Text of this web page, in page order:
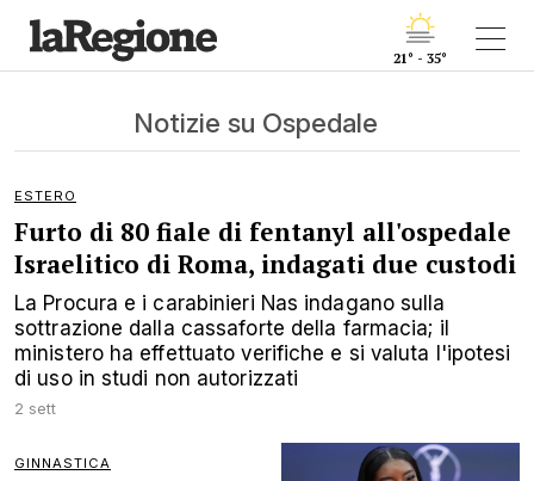
21° - 35°
Notizie su Ospedale
ESTERO
Furto di 80 fiale di fentanyl all'ospedale
Israelitico di Roma, indagati due custodi
La Procura e i carabinieri Nas indagano sulla
sottrazione dalla cassaforte della farmacia; il
ministero ha effettuato verifiche e si valuta l'ipotesi
di uso in studi non autorizzati
2 sett
GINNASTICA